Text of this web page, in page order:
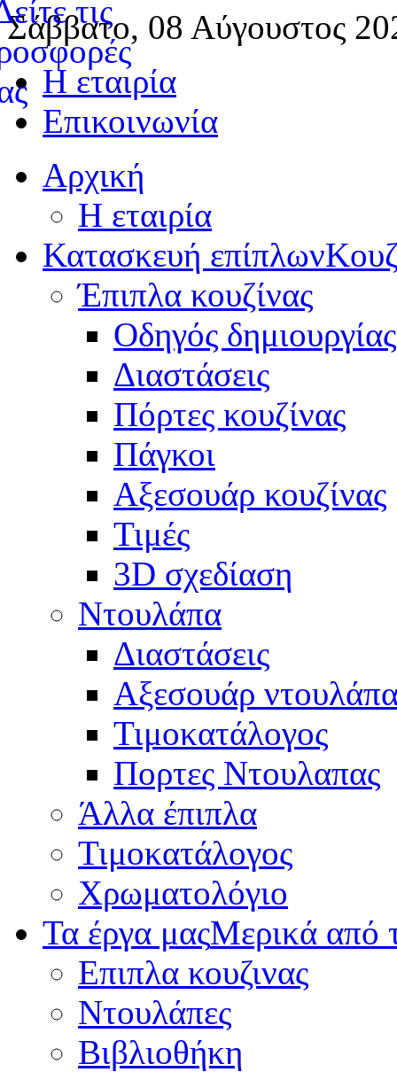
Σάββατο, 08 Αύγουστος
Η εταιρία
Επικοινωνία
Αρχική
Η εταιρία
Κατασκευή επίπλων
Έπιπλα κουζίνας
Οδηγός δημιουργίας
Διαστάσεις
Πόρτες κουζίνας
Πάγκοι
Αξεσουάρ κουζίνας
Τιμές
3D σχεδίαση
Ντουλάπα
Διαστάσεις
Αξεσουάρ
Τιμοκατάλογος
Πορτες Ντουλαπας
Άλλα έπιπλα
Τιμοκατάλογος
Χρωματολόγιο
Τα έργα μαςΜερικά από
Επιπλα κουζινας
Ντουλάπες
Βιβλιοθήκη